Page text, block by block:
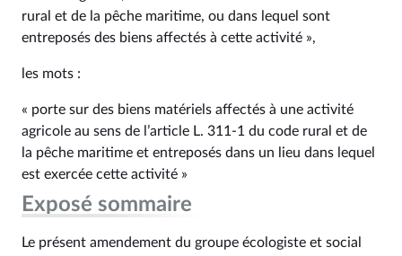
rural et de la pêche maritime, ou dans lequel sont
entreposés des biens affectés à cette activité »,
les mots :
« porte sur des biens matériels affectés à une activité
agricole au sens de l’article L. 311‑1 du code rural et de
la pêche maritime et entreposés dans un lieu dans lequel
est exercée cette activité »
Exposé sommaire
Le présent amendement du groupe écologiste et social